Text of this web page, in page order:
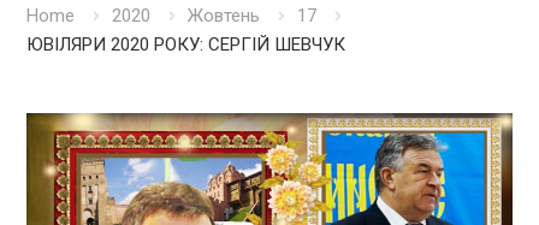
Home 2020 Жовтень
17
ЮВІЛЯРИ 2020 РОКУ: СЕРГІЙ ШЕВЧУК